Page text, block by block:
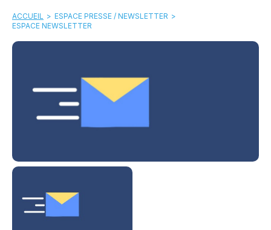
ACCUEIL > ESPACE PRESSE / NEWSLETTER >
ESPACE NEWSLETTER